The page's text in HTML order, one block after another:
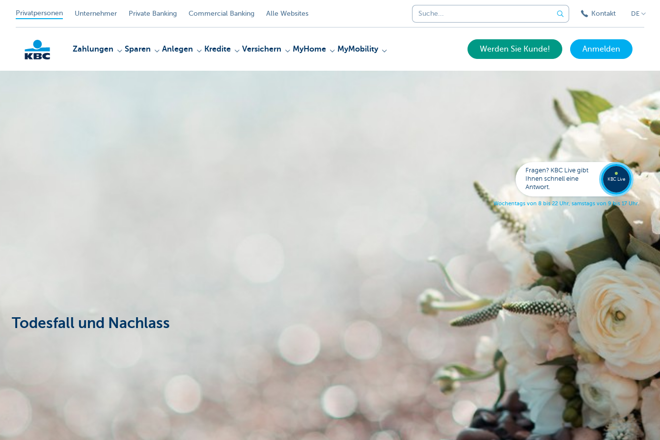
Privatpersonen Unternehmer Private Banking Commercial Banking Alle Websites Kontakt DE
Zahlungen Sparen Anlegen Kredite Versichern MyHome MyMobility Werden Sie Kunde! Anmelden
Todesfall und Nachlass
Fragen? KBC Live gibt
Ihnen schnell eine
Antwort.
Wochentags von 8 bis 22 Uhr, samstags von 9 bis 17 Uhr.
KBC Live
Live
078
353